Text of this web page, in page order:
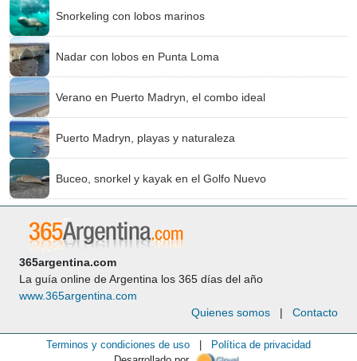
Snorkeling con lobos marinos
Nadar con lobos en Punta Loma
Verano en Puerto Madryn, el combo ideal
Puerto Madryn, playas y naturaleza
Buceo, snorkel y kayak en el Golfo Nuevo
365argentina.com
La guía online de Argentina los 365 días del año
www.365argentina.com
Quienes somos | Contacto
Terminos y condiciones de uso
Política de privacidad